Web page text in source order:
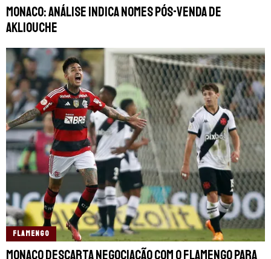
Monaco: análise indica nomes pós-venda de
Akliouche
FLAMENGO
Monaco descarta negociação com o Flamengo para